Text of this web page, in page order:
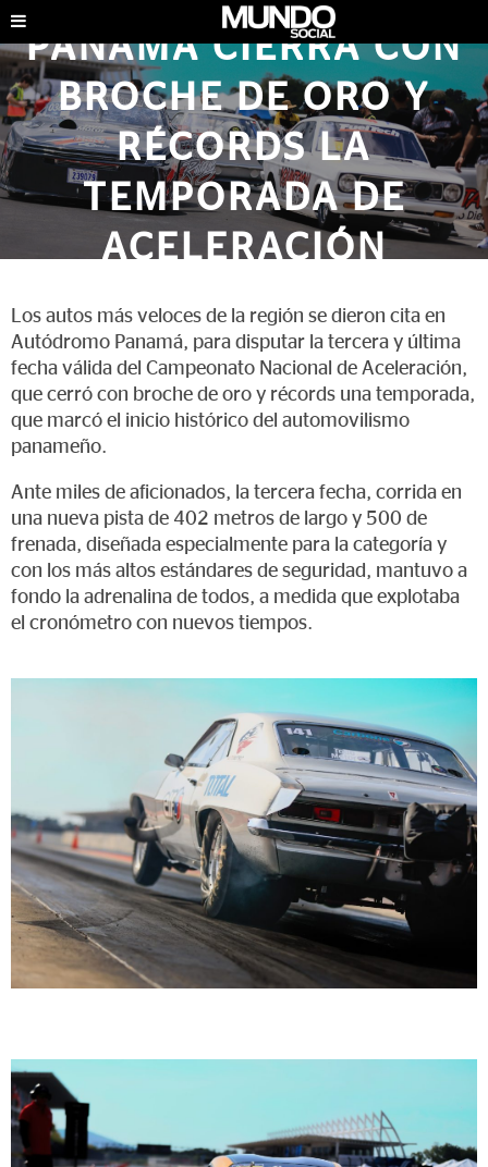
PANAMÁ CIERRA CON
BROCHE DE ORO Y
RÉCORDS LA
TEMPORADA DE
ACELERACIÓN
Los autos más veloces de la región se dieron cita en
Autódromo Panamá, para disputar la tercera y última
fecha válida del Campeonato Nacional de Aceleración,
que cerró con broche de oro y récords una temporada,
que marcó el inicio histórico del automovilismo
panameño.
Ante miles de aficionados, la tercera fecha, corrida en
una nueva pista de 402 metros de largo y 500 de
frenada, diseñada especialmente para la categoría y
con los más altos estándares de seguridad, mantuvo a
fondo la adrenalina de todos, a medida que explotaba
el cronómetro con nuevos tiempos.